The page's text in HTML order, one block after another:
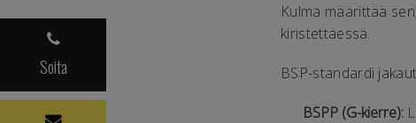
Soita
Kulma määrittää
kiristettäessä.
BSP-standardi
BSPP (G-kierre):